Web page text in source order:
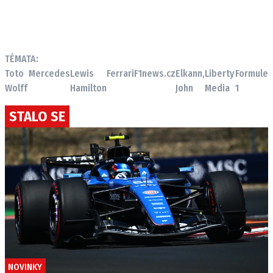
TÉMATA:
Toto
Wolff
MercedesLewis
Hamilton
FerrariF1news.czElkann,
John
Liberty
Media
Formule
1
STALO SE
NOVINKY